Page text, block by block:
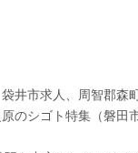
井市求人、周智郡森町
のシゴト特集（磐